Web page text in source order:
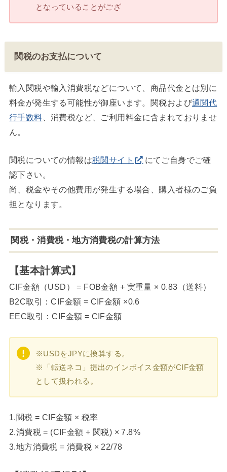
となっていることがござ
関税のお支払について
輸入関税や輸入消費税などについて、商品代金とは別に
料金が発生する可能性が御座います。関税および通関代
行手数料 、消費税など、ご利用料金に含まれておりませ
ん。
関税についての情報は税関サイト
にてご自身でご確
認下さい。
尚、税金やその他費用が発生する場合、購入者様のご負
担となります。
関税・消費税・地方消費税の計算方法
【基本計算式】
CIF金額（USD） = FOB金額 + 実重量 × 0.83（送料）
B2C取引：CIF金額 = CIF金額 ×0.6
EEC取引：CIF金額 = CIF金額
※USDをJPYに換算する。
※「転送ネコ」提出のインボイス金額がCIF金額
として扱われる。
1.関税 = CIF金額 × 税率
2.消費税 = (CIF金額 + 関税) × 7.8%
3.地方消費税 = 消費税 × 22/78